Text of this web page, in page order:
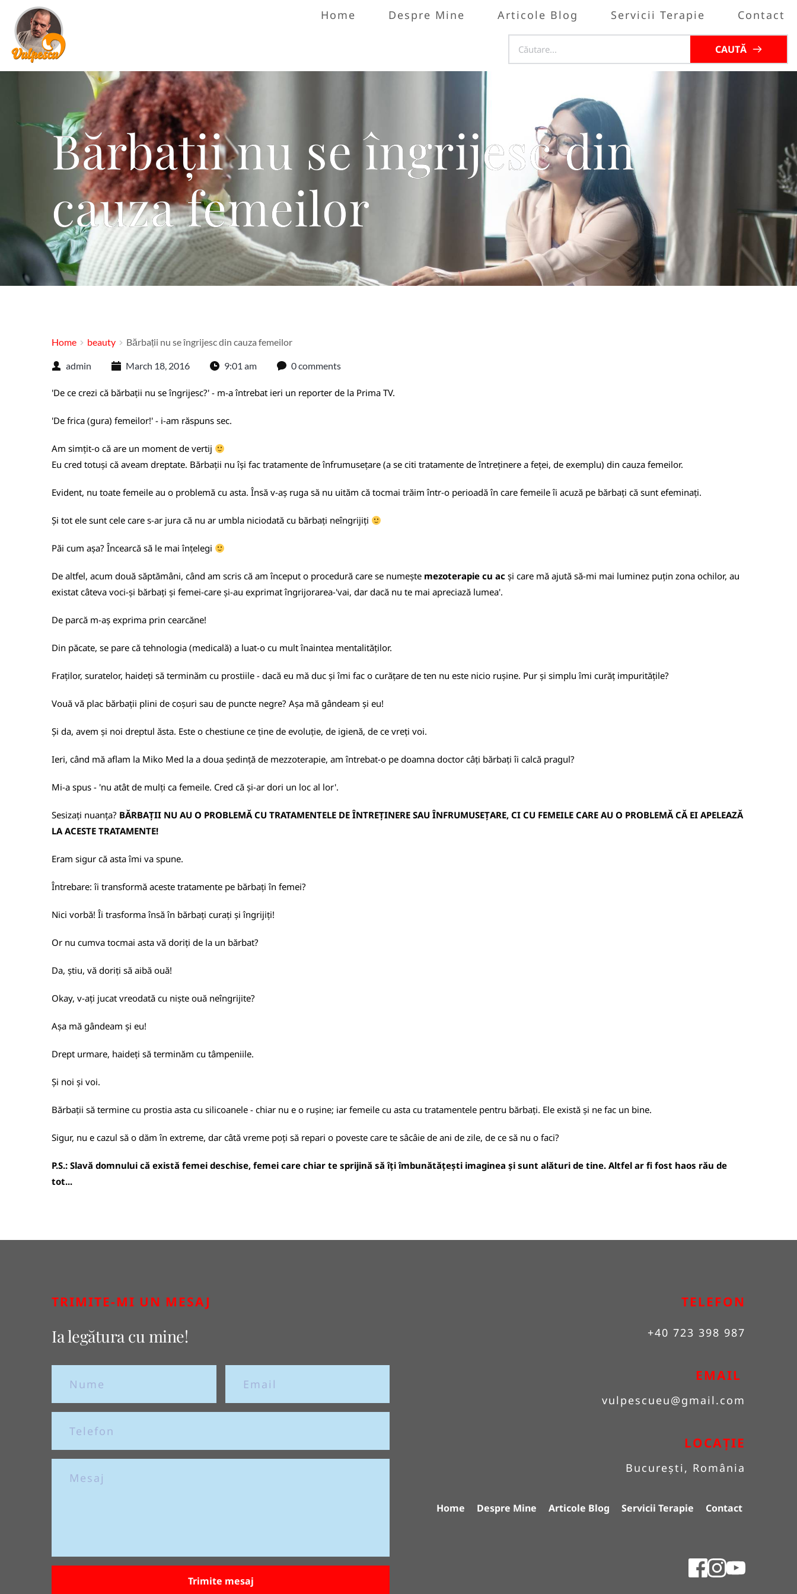
Home Despre Mine Articole Blog Servicii Terapie Contact
CAUTĂ
Bărbații nu se îngrijesc din
cauza femeilor
Home beauty Bărbații nu se îngrijesc din cauza femeilor
admin March 18, 2016 9:01 am 0 comments
'De ce crezi că bărbații nu se îngrijesc?' - m-a întrebat ieri un reporter de la Prima TV.
'De frica (gura) femeilor!' - i-am răspuns sec.
Am simțit-o că are un moment de vertij
Eu cred totuși că aveam dreptate. Bărbații nu își fac tratamente de înfrumusețare (a se citi tratamente de întreținere a feței, de exemplu) din cauza femeilor.
Evident, nu toate femeile au o problemă cu asta. Însă v-aș ruga să nu uităm că tocmai trăim într-o perioadă în care femeile îi acuză pe bărbați că sunt efeminați.
Și tot ele sunt cele care s-ar jura că nu ar umbla niciodată cu bărbați neîngrijiți
Păi cum așa? Încearcă să le mai înțelegi
De altfel, acum două săptămâni, când am scris că am început o procedură care se numește mezoterapie cu ac și care mă ajută să-mi mai luminez puțin zona ochilor, au
existat câteva voci-și bărbați și femei-care și-au exprimat îngrijorarea-'vai, dar dacă nu te mai apreciază lumea'.
De parcă m-aș exprima prin cearcăne!
Din păcate, se pare că tehnologia (medicală) a luat-o cu mult înaintea mentalităților.
Fraților, suratelor, haideți să terminăm cu prostiile - dacă eu mă duc și îmi fac o curățare de ten nu este nicio rușine. Pur și simplu îmi curăț impuritățile?
Vouă vă plac bărbații plini de coșuri sau de puncte negre? Așa mă gândeam și eu!
Și da, avem și noi dreptul ăsta. Este o chestiune ce ține de evoluție, de igienă, de ce vreți voi.
Ieri, când mă aflam la Miko Med la a doua ședință de mezzoterapie, am întrebat-o pe doamna doctor câți bărbați îi calcă pragul?
Mi-a spus - 'nu atât de mulți ca femeile. Cred că și-ar dori un loc al lor'.
Sesizați nuanța? BĂRBAȚII NU AU O PROBLEMĂ CU TRATAMENTELE DE ÎNTREȚINERE SAU ÎNFRUMUSEȚARE, CI CU FEMEILE CARE AU O PROBLEMĂ CĂ EI APELEAZĂ
LA ACESTE TRATAMENTE!
Eram sigur că asta îmi va spune.
Întrebare: îi transformă aceste tratamente pe bărbați în femei?
Nici vorbă! Îi trasforma însă în bărbați curați și îngrijiți!
Or nu cumva tocmai asta vă doriți de la un bărbat?
Da, știu, vă doriți să aibă ouă!
Okay, v-ați jucat vreodată cu niște ouă neîngrijite?
Așa mă gândeam și eu!
Drept urmare, haideți să terminăm cu tâmpeniile.
Și noi și voi.
Bărbații să termine cu prostia asta cu silicoanele - chiar nu e o rușine; iar femeile cu asta cu tratamentele pentru bărbați. Ele există și ne fac un bine.
Sigur, nu e cazul să o dăm în extreme, dar câtă vreme poți să repari o poveste care te sâcâie de ani de zile, de ce să nu o faci?
P.S.: Slavă domnului că există femei deschise, femei care chiar te sprijină să îți îmbunătățești imaginea și sunt alături de tine. Altfel ar fi fost haos rău de
tot...
TRIMITE-MI UN MESAJ
Ia legătura cu mine!
Trimite mesaj
TELEFON
+40 723 398 987
EMAIL
vulpescueu@gmail.com
LOCAȚIE
București, România
Home Despre Mine Articole Blog Servicii Terapie Contact